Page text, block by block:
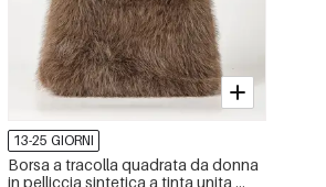
13-25 GIORNI
Borsa a tracolla quadrata da donna
in pelliccia sintetica a tinta unita,